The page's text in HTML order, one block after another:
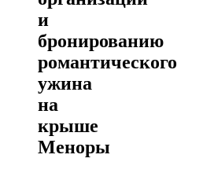
и
бронированию
романтического
ужина
на
крыше
Меноры